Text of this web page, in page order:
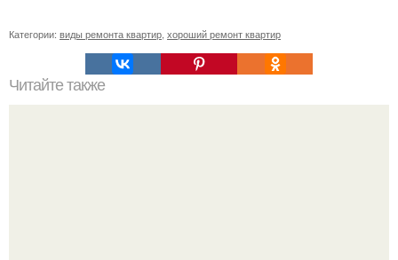
Категории: виды ремонта квартир, хороший ремонт квартир
Читайте также